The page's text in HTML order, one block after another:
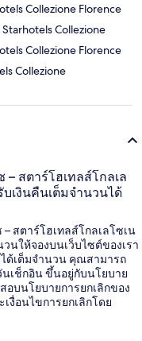
Collezione Florence
Collezione
Collezione Florence
Collezione
– สตาร์โฮเทลส์โกลเล
เงินคืนเต็มจำนวนได้
– สตาร์โฮเทลส์โกลเลโซเน
นให้จองบนเว็บไซต์ของเรา
ด้เต็มจำนวน คุณสามารถ
นเช็กอิน ขึ้นอยู่กับนโยบาย
บนโยบายการยกเลิกของ
งื่อนไขการยกเลิกโดย